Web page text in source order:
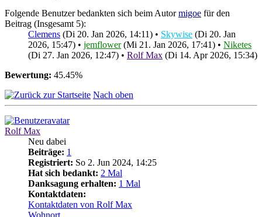
Folgende Benutzer bedankten sich beim Autormigoe für den
Beitrag (Insgesamt 5):
Clemens (Di 20. Jan 2026, 14:11) • Skywise (Di 20. Jan
2026, 15:47) • jemflower(Mi 21. Jan 2026, 17:41) • Niketes
(Di 27. Jan 2026, 12:47) • Rolf Max (Di 14. Apr 2026, 15:34)
Bewertung: 45.45%
Nach oben
Rolf Max
Neu dabei
Beiträge: 1
Registriert: So 2. Jun 2024, 14:25
Hat sich bedankt: 2 Mal
Danksagung erhalten: 1 Mal
Kontaktdaten:
Kontaktdaten von Rolf Max
Wohnort